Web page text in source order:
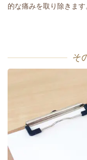
的な痛みを取り除きます
そ